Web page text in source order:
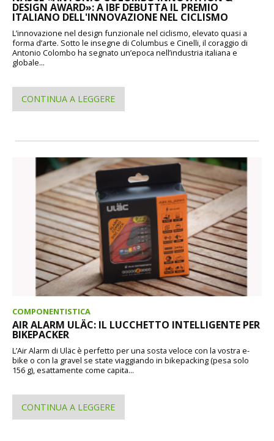
DESIGN AWARD»: A IBF DEBUTTA IL PREMIO
ITALIANO DELL'INNOVAZIONE NEL CICLISMO
L’innovazione nel design funzionale nel ciclismo, elevato quasi a
forma d’arte. Sotto le insegne di Columbus e Cinelli, il coraggio di
Antonio Colombo ha segnato un’epoca nell’industria italiana e
globale...
CONTINUA A LEGGERE
COMPONENTISTICA
AIR ALARM ULÄC: IL LUCCHETTO INTELLIGENTE PER
BIKEPACKER
L’Air Alarm di Uläc è perfetto per una sosta veloce con la vostra e-
bike o con la gravel se state viaggiando in bikepacking (pesa solo
156 g), esattamente come capita...
CONTINUA A LEGGERE